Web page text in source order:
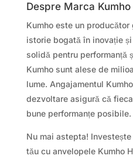
Despre Marca Kumho
Kumho este un
istorie bogată în inovație
solidă pentru performanță
Kumho sunt alese de
lume. Angajamentul
dezvoltare asigură că
bune performanțe posibile.
Nu mai astepta!
tău cu anvelopele Kumho